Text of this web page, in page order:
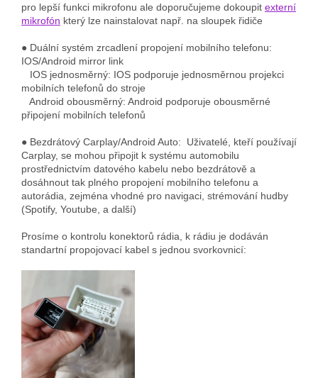
pro lepší funkci mikrofonu ale doporučujeme dokoupit externí
mikrofón který lze nainstalovat např. na sloupek řidiče
● Duální systém zrcadlení propojení mobilního telefonu:
IOS/Android mirror link
IOS jednosměrný: IOS podporuje jednosměrnou projekci
mobilních telefonů do stroje
Android obousměrný: Android podporuje obousměrné
připojení mobilních telefonů
● Bezdrátový Carplay/Android Auto: Uživatelé, kteří používají
Carplay, se mohou připojit k systému automobilu
prostřednictvím datového kabelu nebo bezdrátově a
dosáhnout tak plného propojení mobilního telefonu a
autorádia, zejména vhodné pro navigaci, strémování hudby
(Spotify, Youtube, a další)
Prosíme o kontrolu konektorů rádia, k rádiu je dodáván
standartní propojovací kabel s jednou svorkovnicí: